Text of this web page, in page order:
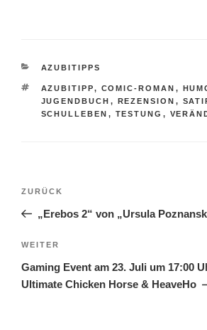
KATEGORIEN
AZUBITIPPS
SCHLAGWÖRTER
AZUBITIPP, COMIC-ROMAN ,
JUGENDBUCH , REZENSION ,
SCHULLEBEN , TESTUNG ,
Beitragsnavigation
Vorheriger
Beitrag
ZURÜCK
„Erebos 2“ von „Ursula
Nächster
Beitrag
WEITER
Gaming Event am 23. Juli um 17:00
Ultimate Chicken Horse & HeaveHo